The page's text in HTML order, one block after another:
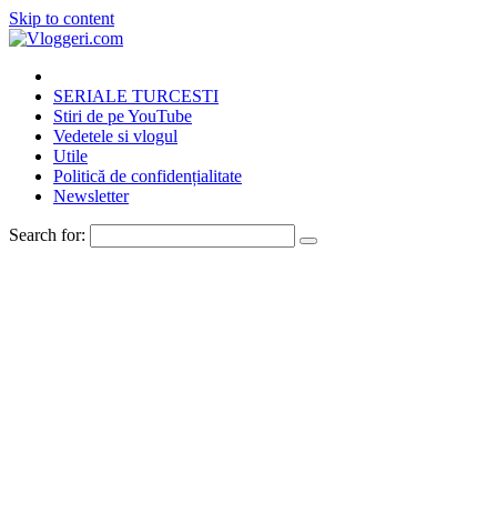
Skip to content
SERIALE TURCESTI
Stiri de pe YouTube
Vedetele si vlogul
Utile
Politică de confidențialitate
Newsletter
Search for: